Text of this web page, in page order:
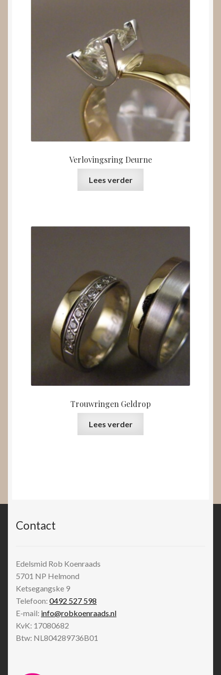
Verlovingsring Deurne
Lees verder
Trouwringen Geldrop
Lees verder
Contact
Edelsmid Rob Koenraads
5701 NP Helmond
Ketsegangske 9
Telefoon: 0492 527 598
E-mail: info@robkoenraads.nl
KvK: 17080682
Btw: NL804289736B01